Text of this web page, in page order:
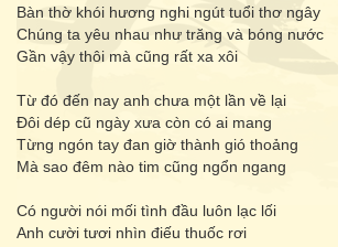
Bàn thờ khói hương nghi ngút tuổi thơ ngây
Chúng ta yêu nhau như trăng và bóng nước
Gần vậy thôi mà cũng rất xa xôi
Từ đó đến nay anh chưa một lần về lại
Đôi dép cũ ngày xưa còn có ai mang
Từng ngón tay đan giờ thành gió thoảng
Mà sao đêm nào tim cũng ngổn ngang
Có người nói mối tình đầu luôn lạc lối
Anh cười tươi nhìn điếu thuốc rơi